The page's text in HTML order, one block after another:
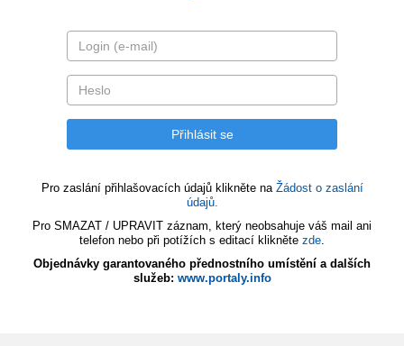
Pro zaslání přihlašovacích údajů klikněte na Žádost o zaslání
údajů.
Pro SMAZAT / UPRAVIT záznam, který neobsahuje váš mail ani
telefon nebo při potížích s editací klikněte zde.
Objednávky garantovaného přednostního umístění a dalších
služeb: www.portaly.info